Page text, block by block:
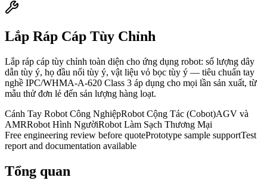
Lắp Ráp Cáp Tùy Chỉnh
Lắp ráp cáp tùy chỉnh toàn diện cho ứng dụng robot: số lượng dây
dẫn tùy ý, họ đầu nối tùy ý, vật liệu vỏ bọc tùy ý — tiêu chuẩn tay
nghề IPC/WHMA-A-620 Class 3 áp dụng cho mọi lần sản xuất, từ
mẫu thử đơn lẻ đến sản lượng hàng loạt.
Cánh Tay Robot Công NghiệpRobot Cộng Tác (Cobot)AGV và
AMRRobot Hình NgườiRobot Làm Sạch Thương Mại
Free engineering review before quotePrototype sample supportTest
report and documentation available
Tổng quan